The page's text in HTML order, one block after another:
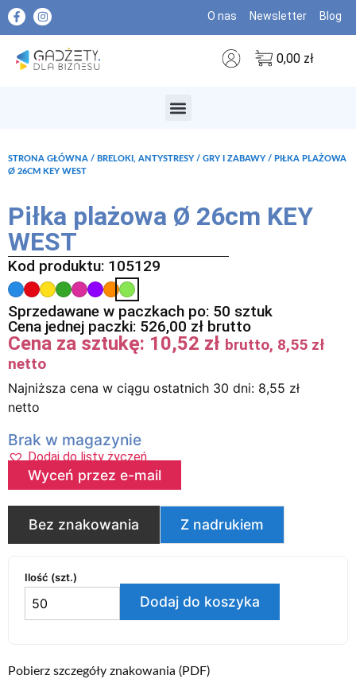
O nas Newsletter Blog
0,00 zł
STRONA GŁÓWNA / BRELOKI, ANTYSTRESY / GRY I ZABAWY / PIŁKA PLAŻOWA
Ø 26CM KEY WEST
Piłka plażowa Ø 26cm KEY
WEST
Kod produktu: 105129
Sprzedawane w paczkach po: 50 sztuk
Cena jednej paczki: 526,00 zł brutto
Cena za sztukę: 10,52 zł brutto, 8,55 zł
netto
Najniższa cena w ciągu ostatnich 30 dni: 8,55 zł
netto
Brak w magazynie
Dodaj do listy życzeń
Wyceń przez e-mail
Bez znakowania Z nadrukiem
Ilość (szt.)
Dodaj do koszyka
Pobierz szczegóły znakowania (PDF)